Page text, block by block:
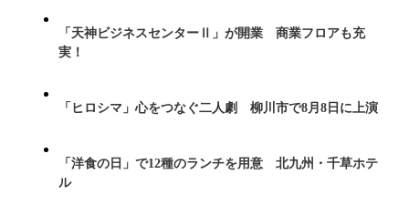
「天神ビジネスセンターⅡ」が開業 商業フロアも充
実！
「ヒロシマ」心をつなぐ二人劇 柳川市で8月8日に上演
「洋食の日」で12種のランチを用意 北九州・千草ホテ
ル